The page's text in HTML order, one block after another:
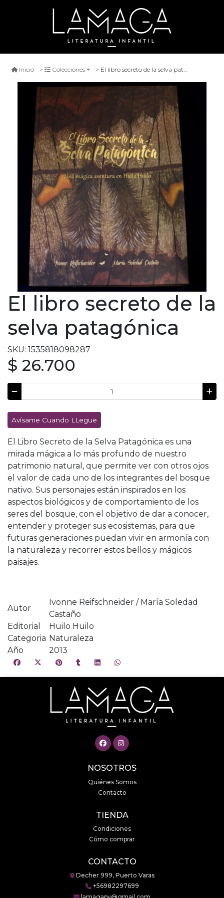
Inicio Colecciones El libro secreto de la selva patagónica
El libro secreto de la
selva patagónica
SKU: 1535818098287
$ 26.700
Avísame Cuando LLegue
El Libro Secreto de la Selva Patagónica es una
mirada mágica a lo más profundo de nuestro
patrimonio natural, que permite ver con otros ojos
el valor de cada uno de los integrantes del bosque
nativo. Sus personajes están inspirados en los
aspectos biológicos y de comportamiento de los
seres del bosque, con el objetivo de dar a conocer,
entender y proteger sus ecosistemas, para que
futuras generaciones puedan vivir en armonía con
la naturaleza y recorrer estos bellos y mágicos
paisajes.
Autor
Ivonne Reifschneider / María Soledad
Castaño
Editorial
Huilo Huilo
Categoria Naturaleza
Año
2013
NOSOTROS
Quiénes Somos
Contacto
TIENDA
Condiciones
Cómo comprar
CONTACTO
Decher 999, Puerto Varas
+56982297699